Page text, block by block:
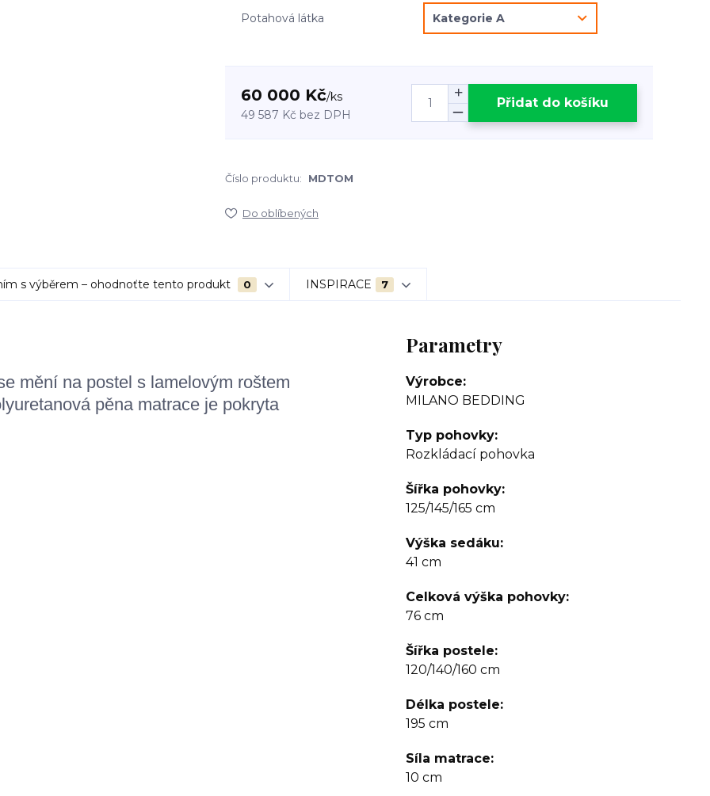
Potahová látka
60 000 Kč/ks
49 587 Kč bez DPH
Přidat do košíku
Číslo produktu: MDTOM
Do oblíbených
s výběrem – ohodnoťte tento produkt 0 INSPIRACE 7
mění na postel s lamelovým roštem
pěna matrace je pokryta
Parametry
Výrobce
MILANO BEDDING
Typ pohovky
Rozkládací pohovka
Šířka pohovky
125/145/165 cm
Výška sedáku
41 cm
Celková výška pohovky
76 cm
Šířka postele
120/140/160 cm
Délka postele
195 cm
Síla matrace
10 cm